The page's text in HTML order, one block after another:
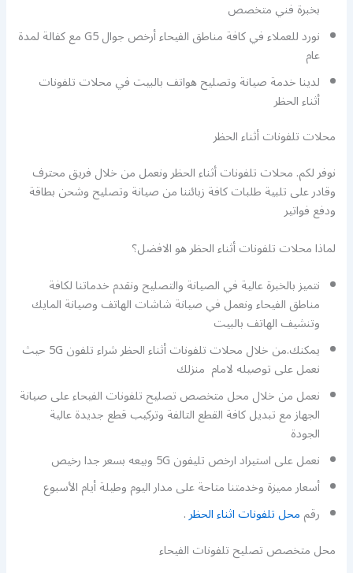
بخبرة فني متخصص
نورد للعملاء في كافة مناطق الفيحاء أرخص جوال G5 مع كفالة لمدة
عام
لدينا خدمة صيانة وتصليح هواتف بالبيت في محلات تلفونات
أثناء الحظر
محلات تلفونات أثناء الحظر
نوفر لكم. محلات تلفونات أثناء الحظر ونعمل من خلال فريق محترف
وقادر على تلبية طلبات كافة زبائننا من صيانة وتصليح وشحن بطاقة
ودفع فواتير
لماذا محلات تلفونات أثناء الحظر هو الافضل؟
نتميز بالخبرة عالية في الصيانة والتصليح ونقدم خدماتنا لكافة
مناطق الفيحاء ونعمل في صيانة شاشات الهاتف وصيانة المايك
وتنشيف الهاتف بالبيت
يمكنك.من خلال محلات تلفونات أثناء الحظر شراء تلفون 5G حيث
نعمل على توصيله لامام منزلك
نعمل من خلال محل متخصص تصليح تلفونات الفيحاء على صيانة
الجهاز مع تبديل كافة القطع التالفة وتركيب قطع جديدة عالية
الجودة
نعمل على استيراد ارخص تليفون 5G وبيعه بسعر جدا رخيص
أسعار مميزة وخدمتنا متاحة على مدار اليوم وطيلة أيام الأسبوع
رقممحل تلفونات اثناء الحظر.
محل متخصص تصليح تلفونات الفيحاء